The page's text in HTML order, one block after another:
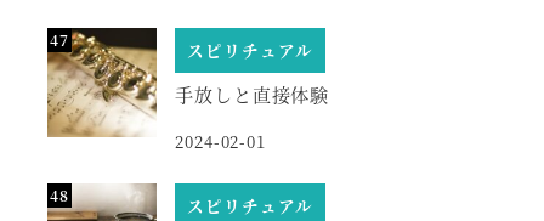
スピリチュアル
手放しと直接体験
2024-02-01
スピリチュアル